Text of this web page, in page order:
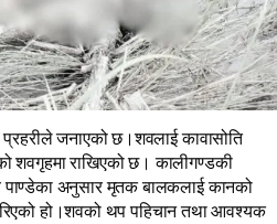
जनाएको छ।शवलाई कावासोति
शवगृहमा राखिएको छ। कालीगण्डकी
पाण्डेका अनुसार मृतक बालकलाई कानको
हो।शवको थप पहिचान तथा आवश्यक